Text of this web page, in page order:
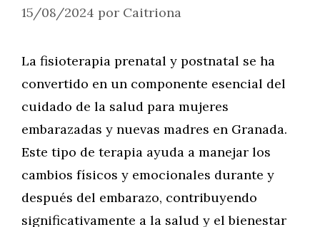
15/08/2024 por Caitriona
La fisioterapia prenatal y postnatal se ha
convertido en un componente esencial del
cuidado de la salud para mujeres
embarazadas y nuevas madres en Granada.
Este tipo de terapia ayuda a manejar los
cambios físicos y emocionales durante y
después del embarazo, contribuyendo
significativamente a la salud y el bienestar